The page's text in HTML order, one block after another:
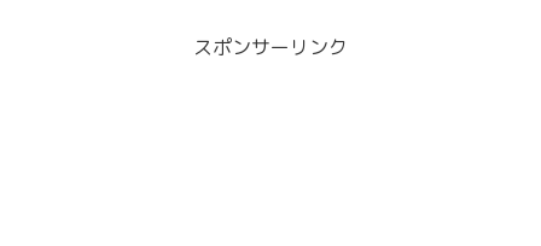
スポンサーリンク